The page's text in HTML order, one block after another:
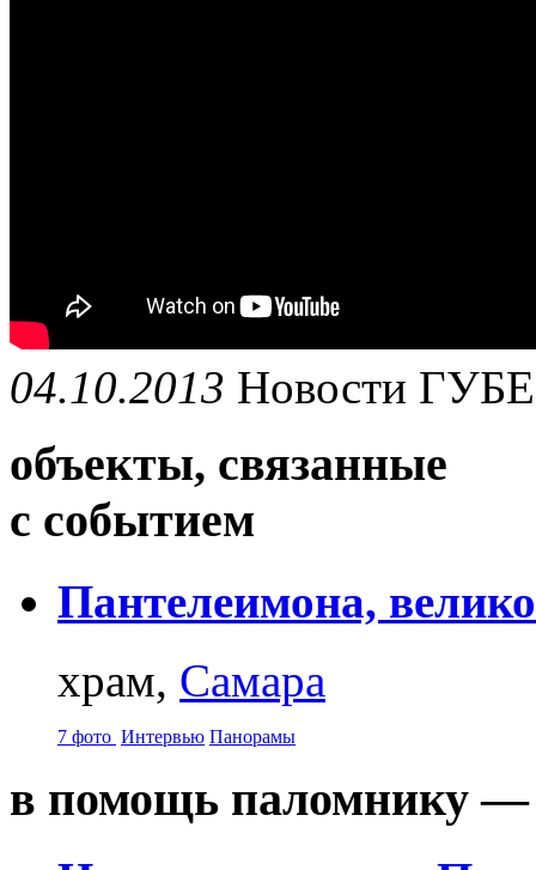
04.10.2013 Новости
объекты, связанные
с событием
Пантелеимона,
храм, Самара
7 фото Интервью Панорамы
в помощь паломнику —